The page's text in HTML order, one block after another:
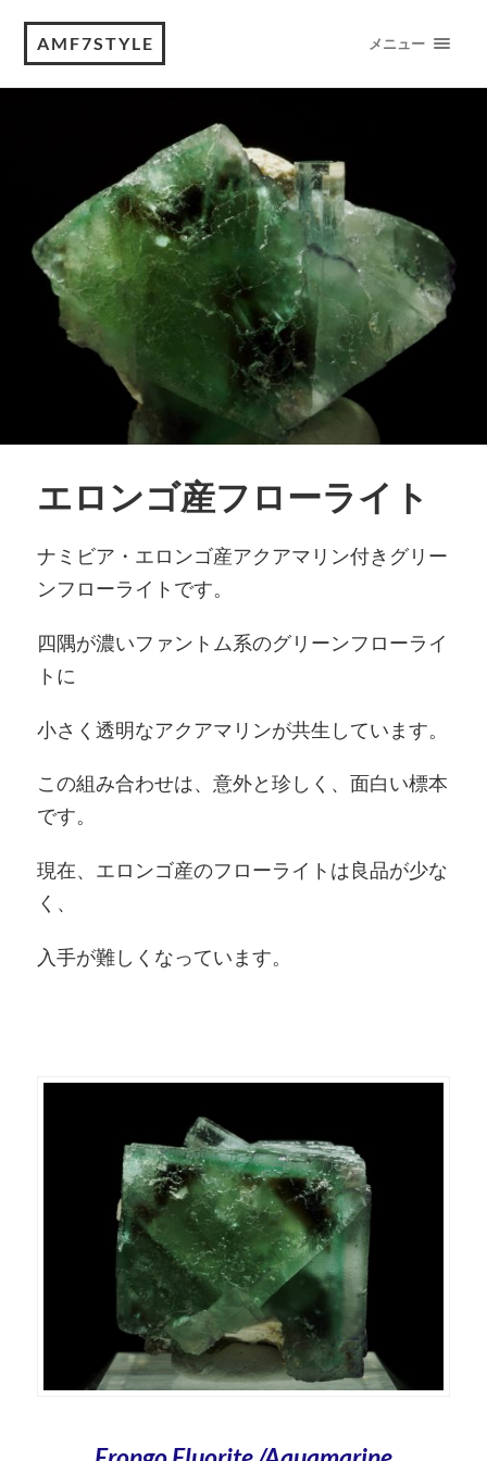
AMF7STYLE メニュー
エロンゴ産フローライト
ナミビア・エロンゴ産アクアマリン付きグリー
ンフローライトです。
四隅が濃いファントム系のグリーンフローライ
トに
小さく透明なアクアマリンが共生しています。
この組み合わせは、意外と珍しく、面白い標本
です。
現在、エロンゴ産のフローライトは良品が少な
く、
入手が難しくなっています。